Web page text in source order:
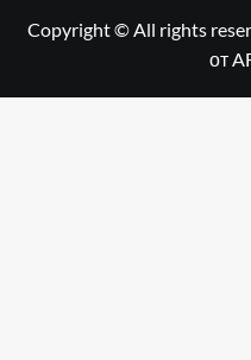
Copyright © All rights
от